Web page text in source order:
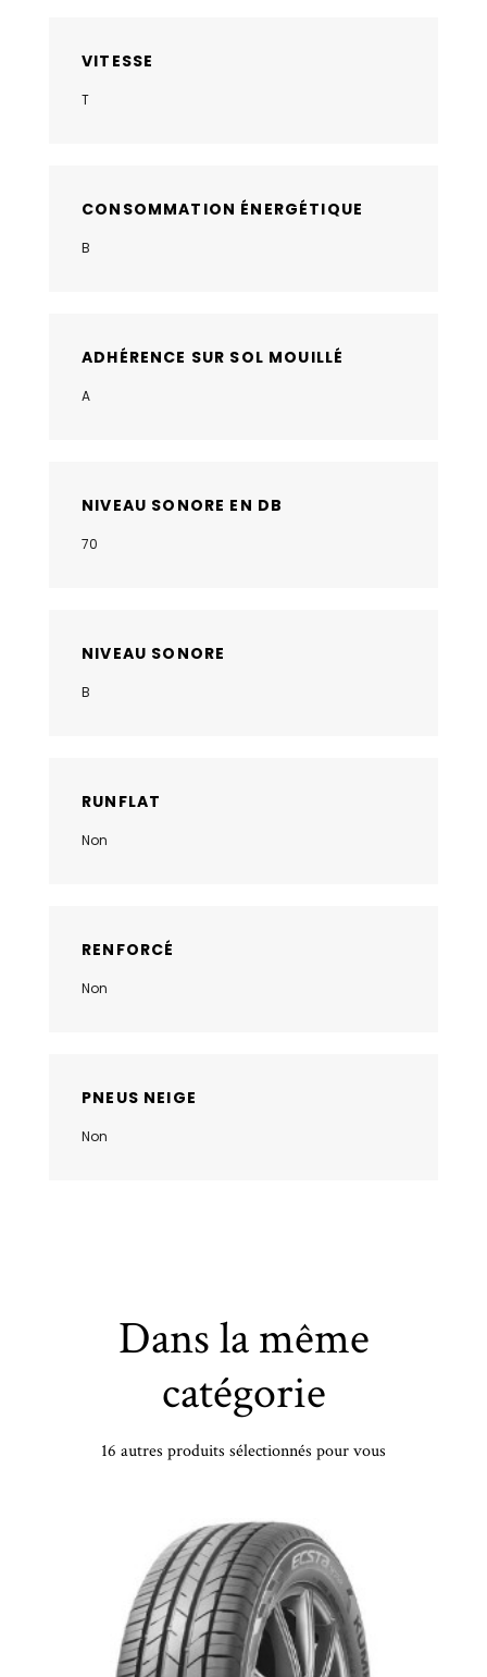
VITESSE
T
CONSOMMATION ÉNERGÉTIQUE
B
ADHÉRENCE SUR SOL MOUILLÉ
A
NIVEAU SONORE EN DB
70
NIVEAU SONORE
B
RUNFLAT
Non
RENFORCÉ
Non
PNEUS NEIGE
Non
Dans la même
catégorie
16 autres produits sélectionnés pour vous